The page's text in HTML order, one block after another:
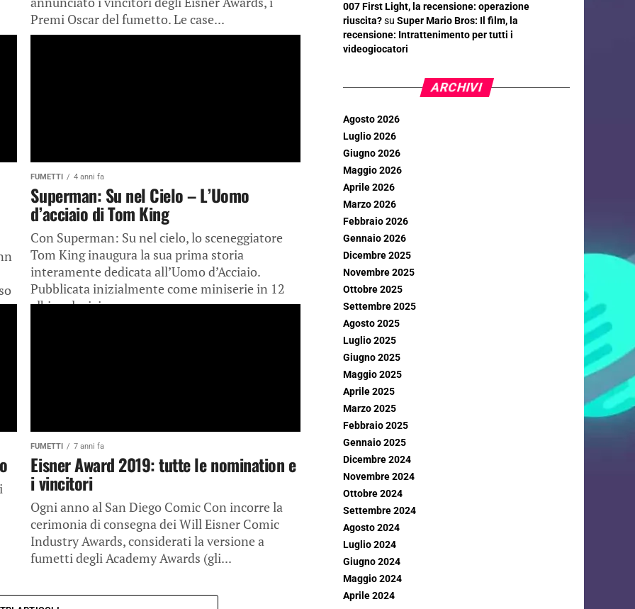
Premi Oscar del fumetto. Le case...
FUMETTI 4 anni fa
Superman: Su nel Cielo – L’Uomo
d’acciaio di Tom King
Con Superman: Su nel cielo, lo sceneggiatore
Tom King inaugura la sua prima storia
interamente dedicata all’Uomo d’Acciaio.
Pubblicata inizialmente come miniserie in 12
albi esclusivi...
FUMETTI 7 anni fa
Eisner Award 2019: tutte le nomination e
i vincitori
Ogni anno al San Diego Comic Con incorre la
cerimonia di consegna dei Will Eisner Comic
Industry Awards, considerati la versione a
fumetti degli Academy Awards (gli...
007 First Light, la recensione: operazione
riuscita?su Super Mario Bros: Il film, la
recensione: Intrattenimento per tutti i
videogiocatori
ARCHIVI
Agosto 2026
Luglio 2026
Giugno 2026
Maggio 2026
Aprile 2026
Marzo 2026
Febbraio 2026
Gennaio 2026
Dicembre 2025
Novembre 2025
Ottobre 2025
Settembre 2025
Agosto 2025
Luglio 2025
Giugno 2025
Maggio 2025
Aprile 2025
Marzo 2025
Febbraio 2025
Gennaio 2025
Dicembre 2024
Novembre 2024
Ottobre 2024
Settembre 2024
Agosto 2024
Luglio 2024
Giugno 2024
Maggio 2024
Aprile 2024